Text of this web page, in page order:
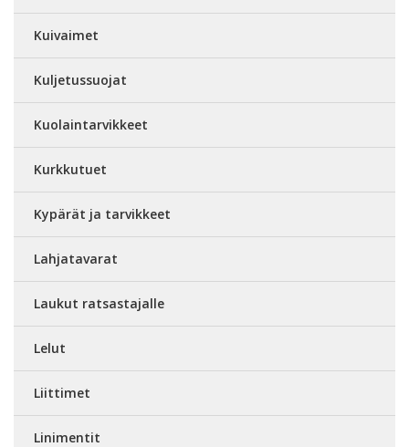
Kuivaimet
Kuljetussuojat
Kuolaintarvikkeet
Kurkkutuet
Kypärät ja tarvikkeet
Lahjatavarat
Laukut ratsastajalle
Lelut
Liittimet
Linimentit